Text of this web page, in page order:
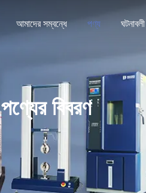
আমাদের সম্বন্ধে পণ্য ঘটনাবলী
পণ্যের বিবরণ